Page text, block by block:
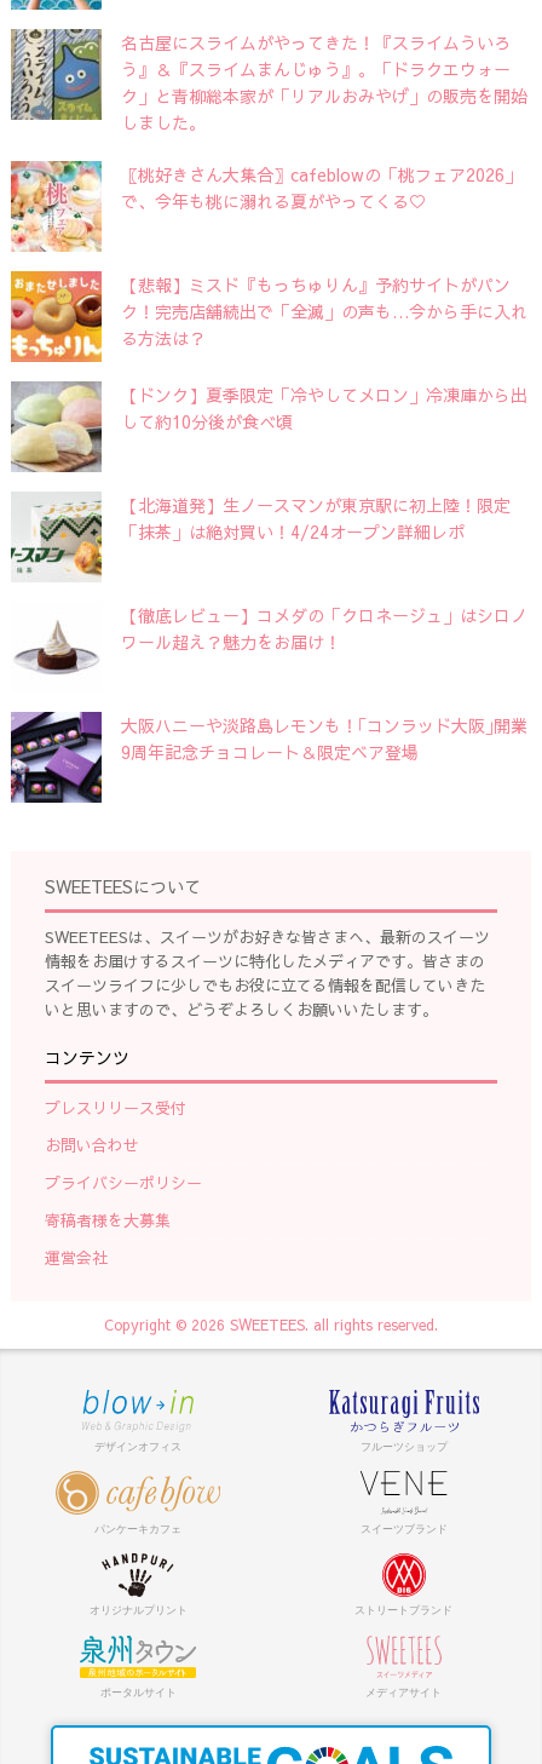
名古屋にスライムがやってきた！『スライムういろ
う』＆『スライムまんじゅう』。「ドラクエウォー
ク」と青柳総本家が「リアルおみやげ」の販売を開始
しました。
〖桃好きさん大集合〗cafeblowの「桃フェア2026」
で、今年も桃に溺れる夏がやってくる♡
【悲報】ミスド『もっちゅりん』予約サイトがパン
ク！完売店舗続出で「全滅」の声も…今から手に入れ
る方法は？
【ドンク】夏季限定「冷やしてメロン」冷凍庫から出
して約10分後が食べ頃
【北海道発】生ノースマンが東京駅に初上陸！限定
「抹茶」は絶対買い！4/24オープン詳細レポ
【徹底レビュー】コメダの「クロネージュ」はシロノ
ワール超え？魅力をお届け！
大阪ハニーや淡路島レモンも！｢コンラッド大阪｣開業
9周年記念チョコレート＆限定ベア登場
SWEETEESについて
SWEETEESは、スイーツがお好きな皆さまへ、最新のスイーツ
情報をお届けするスイーツに特化したメディアです。皆さまの
スイーツライフに少しでもお役に立てる情報を配信していきた
いと思いますので、どうぞよろしくお願いいたします。
コンテンツ
プレスリリース受付
お問い合わせ
プライバシーポリシー
寄稿者様を大募集
運営会社
Copyright © 2026 SWEETEES. all rights reserved.